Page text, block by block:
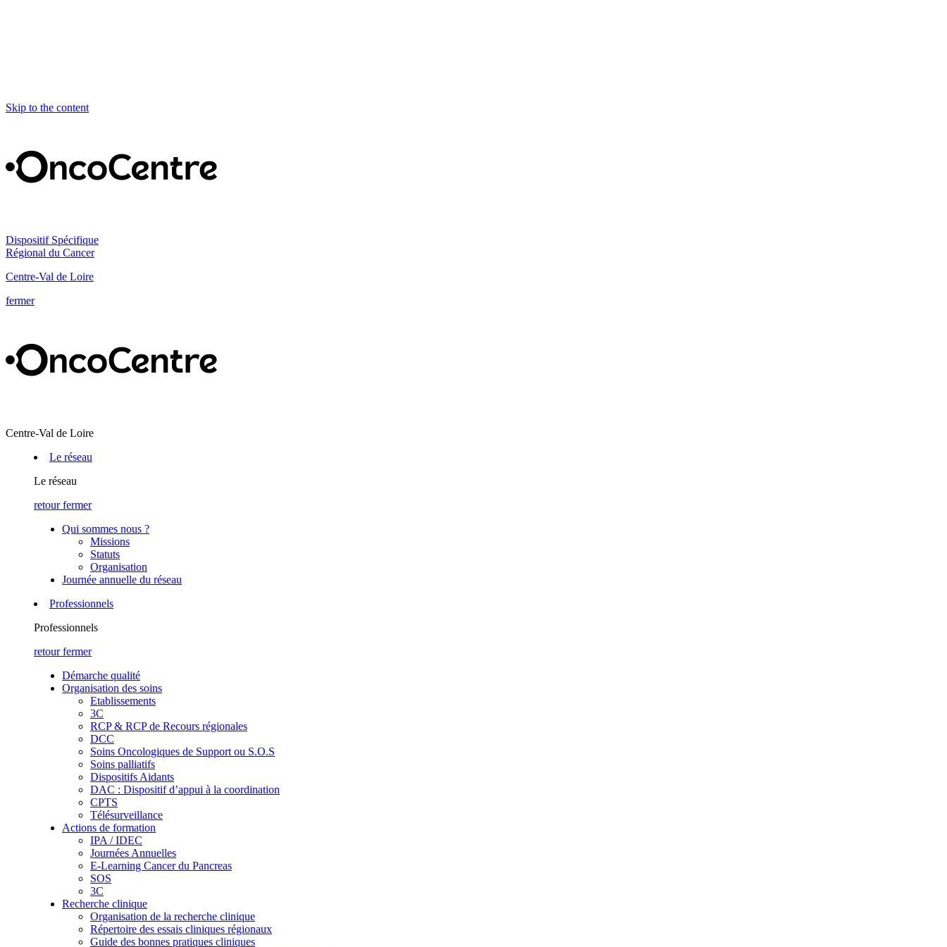
Skip to the content
Dispositif Spécifique
Régional du Cancer
Centre-Val de Loire
fermer
Centre-Val de Loire
Le réseau
Le réseau
retour fermer
Qui sommes nous ?
Missions
Statuts
Organisation
Journée annuelle du réseau
Professionnels
Professionnels
retour fermer
Démarche qualité
Organisation des soins
Etablissements
3C
RCP & RCP de Recours régionales
DCC
Soins Oncologiques de Support ou S.O.S
Soins palliatifs
Dispositifs Aidants
DAC : Dispositif d’appui à la coordination
CPTS
Télésurveillance
Actions de formation
IPA / IDEC
Journées Annuelles
E-Learning Cancer du Pancreas
SOS
3C
Recherche clinique
Organisation de la recherche clinique
Répertoire des essais cliniques régionaux
Guide des bonnes pratiques cliniques